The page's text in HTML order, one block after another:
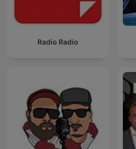
Radio Radio